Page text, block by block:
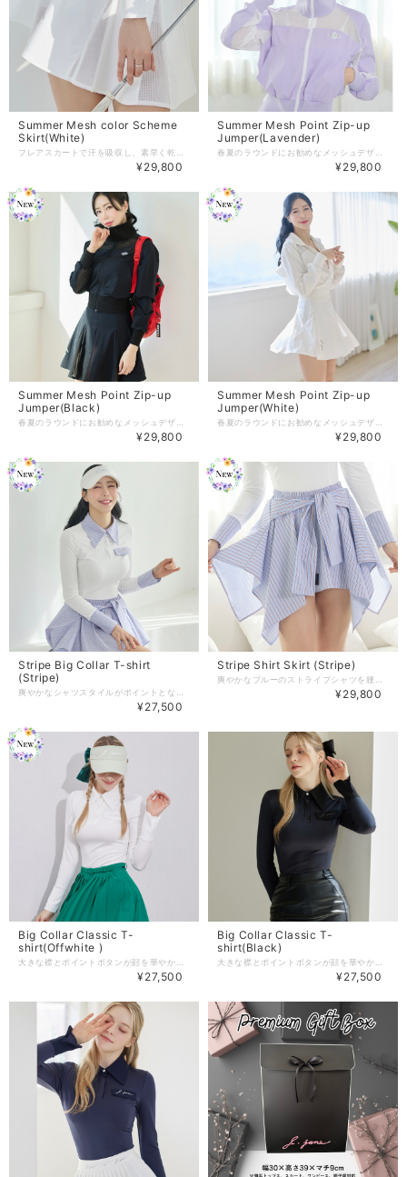
Summer Mesh color Scheme
Skirt(White)
¥29,800
Summer Mesh Point Zip-up
Jumper(Lavender)
¥29,800
Summer Mesh Point Zip-up
Jumper(Black)
¥29,800
Summer Mesh Point Zip-up
Jumper(White)
¥29,800
Stripe Big Collar T-shirt
(Stripe)
¥27,500
Stripe Shirt Skirt (Stripe)
¥29,800
Big Collar Classic T-
shirt(Offwhite )
¥27,500
Big Collar Classic T-
shirt(Black)
¥27,500